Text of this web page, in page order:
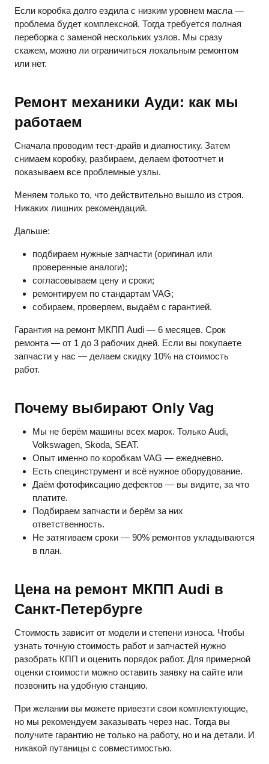
Если коробка долго ездила с низким уровнем масла —
проблема будет комплексной. Тогда требуется полная
переборка с заменой нескольких узлов. Мы сразу
скажем, можно ли ограничиться локальным ремонтом
или нет.
Ремонт механики Ауди: как мы
работаем
Сначала проводим тест-драйв и диагностику. Затем
снимаем коробку, разбираем, делаем фотоотчет и
показываем все проблемные узлы.
Меняем только то, что действительно вышло из строя.
Никаких лишних рекомендаций.
Дальше:
подбираем нужные запчасти (оригинал или
проверенные аналоги);
согласовываем цену и сроки;
ремонтируем по стандартам VAG;
собираем, проверяем, выдаём с гарантией.
Гарантия на ремонт МКПП Audi — 6 месяцев. Срок
ремонта — от 1 до 3 рабочих дней. Если вы покупаете
запчасти у нас — делаем скидку 10% на стоимость
работ.
Почему выбирают Only Vag
Мы не берём машины всех марок. Только Audi,
Volkswagen, Skoda, SEAT.
Опыт именно по коробкам VAG — ежедневно.
Есть специнструмент и всё нужное оборудование.
Даём фотофиксацию дефектов — вы видите, за что
платите.
Подбираем запчасти и берём за них
ответственность.
Не затягиваем сроки — 90% ремонтов укладываются
в план.
Цена на ремонт МКПП Audi в
Санкт-Петербурге
Стоимость зависит от модели и степени износа. Чтобы
узнать точную стоимость работ и запчастей нужно
разобрать КПП и оценить порядок работ. Для примерной
оценки стоимости можно оставить заявку на сайте или
позвонить на удобную станцию.
При желании вы можете привезти свои комплектующие,
но мы рекомендуем заказывать через нас. Тогда вы
получите гарантию не только на работу, но и на детали. И
никакой путаницы с совместимостью.